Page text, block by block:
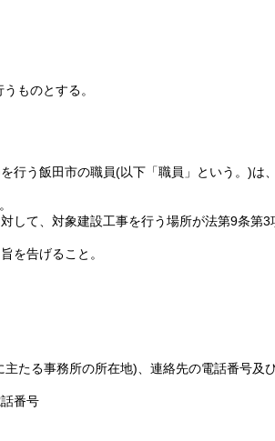
ものとする。
を行う飯田市の職員(以下「職員」という。)は
して、対象建設工事を行う場所が法第9条第
を告げること。
たる事務所の所在地) 、連絡先の電話番号及
番号